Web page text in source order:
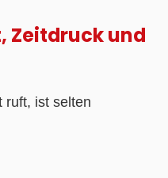
Zeitdruck und
ruft, ist selten